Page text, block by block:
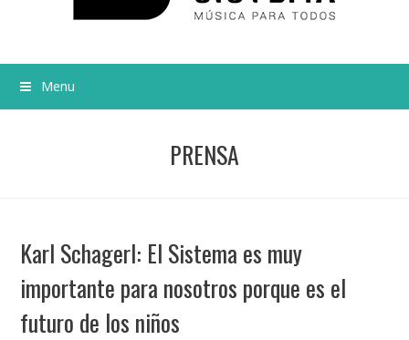
Menu
PRENSA
Karl Schagerl: El Sistema es muy
importante para nosotros porque es el
futuro de los niños